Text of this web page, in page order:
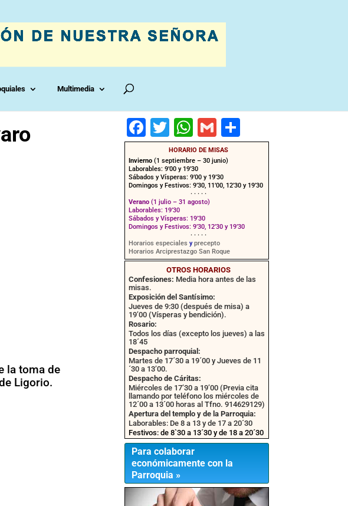
Multimedia
la toma de
Ligorio.
F
a
c
e
b
o
o
k
T
wi
tt
er
W
h
at
s
A
p
p
G
m
ai
l
o
p
tir
HORARIO DE MISAS
Invierno(1 septiembre – 30 junio)
Laborables: 9’00 y 19’30
Sábados y Vísperas: 9’00 y 19’30
Domingos y Festivos: 9’30, 11’00, 12’30 y 19’30
· · · · ·
Verano(1 julio – 31 agosto)
Laborables: 19’30
Sábados y Vísperas: 19’30
Domingos y Festivos: 9’30, 12’30 y 19’30
· · · · ·
Horarios especiales yprecepto
Horarios Arciprestazgo San Roque
OTROS HORARIOS
Confesiones: Media hora antes de las
misas.
Exposición del Santísimo:
Jueves de 9:30 (después de misa) a
19’00 (Vísperas y bendición).
Rosario:
Todos los días (excepto los jueves) a las
18´45
Despacho parroquial:
Martes de 17´30 a 19´00 y Jueves de 11
´30 a 13’00.
Despacho de Cáritas:
Miércoles de 17’30 a 19’00 (Previa cita
llamando por teléfono los miércoles de
12´00 a 13´00 horas al Tfno. 914629129)
Apertura del templo y de la Parroquia:
Laborables: De 8 a 13 y de 17 a 20´30
Festivos: de 8`30 a 13´30 y de 18 a 20´30
Para colaborar
económicamente con la
Parroquia »